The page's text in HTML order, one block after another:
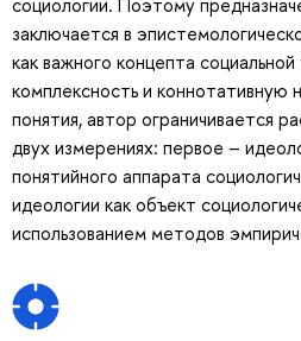
заключается в
как важного концепта
комплексность и коннотативную
понятия, автор ограничивается
двух измерениях: первое –
понятийного аппарата
идеологии как объект
использованием методов